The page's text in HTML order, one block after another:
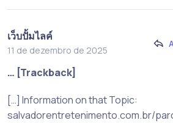
เว็บปั้มไลค์
11 de dezembro de 2025
… [Trackback]
[…] Information on that Topic:
salvadorentretenimento.com.br/